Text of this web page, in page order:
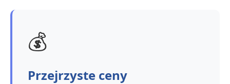
💰
Przejrzyste ceny